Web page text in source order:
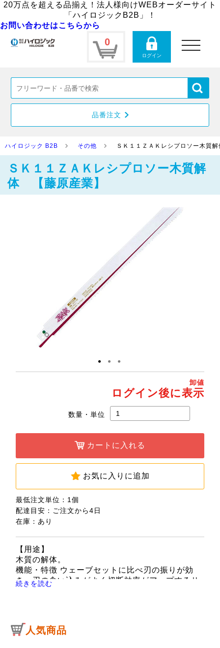
20万点を超える品揃え！法人様向けWEBオーダーサイト
「ハイロジックB2B」！
お問い合わせはこちらから
0
ログイン
toggle
navigation
品番注文
ハイロジック B2B その他 ＳＫ１１ＺＡＫレシプロソー木質
ＳＫ１１ＺＡＫレシプロソー木質解
体 【藤原産業】
● ● ●
卸値
ログイン後に表示
数量・単位
カートに入れる
お気に入りに追加
最低注文単位：1個
配達目安：ご注文から4日
在庫：あり
【用途】
木質の解体。
機能・特徴 ウェーブセットに比べ刃の振りが効
き、刃の食い込みがよく切断効率がアップするサ
●山数：10。
●刃型：サイドセット。
続きを読む
人気商品